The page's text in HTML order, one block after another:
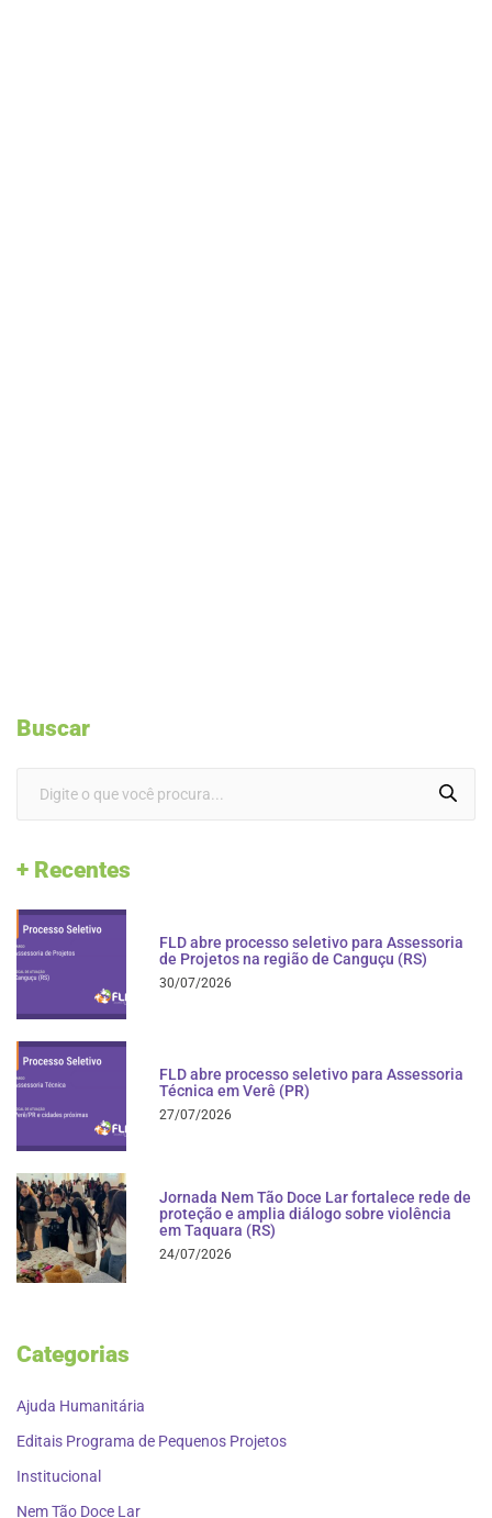
Buscar
+ Recentes
FLD abre processo seletivo para Assessoria
de Projetos na região de Canguçu (RS)
30/07/2026
FLD abre processo seletivo para Assessoria
Técnica em Verê (PR)
27/07/2026
Jornada Nem Tão Doce Lar fortalece rede de
proteção e amplia diálogo sobre violência
em Taquara (RS)
24/07/2026
Categorias
Ajuda Humanitária
Editais Programa de Pequenos Projetos
Institucional
Nem Tão Doce Lar